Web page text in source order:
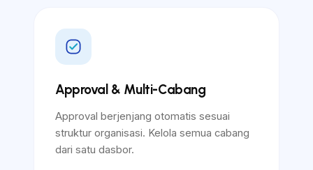
Approval & Multi-Cabang
Approval berjenjang otomatis sesuai
struktur organisasi. Kelola semua cabang
dari satu dasbor.